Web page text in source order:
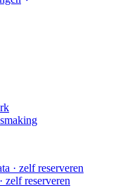
· zelf reserveren
zelf reserveren